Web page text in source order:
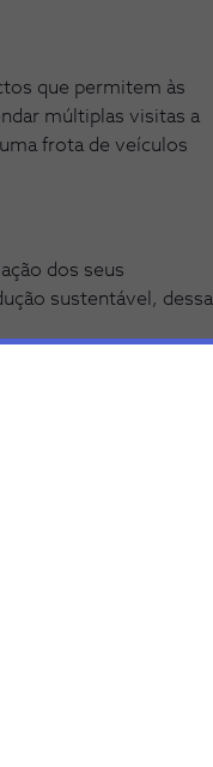
que permitem às
múltiplas visitas a
frota de veículos
dos seus
sustentável, dessa